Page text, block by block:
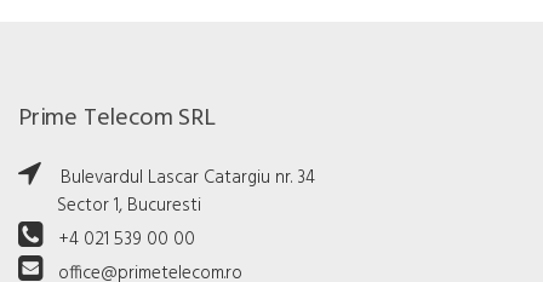
Prime Telecom SRL
Bulevardul Lascar Catargiu nr. 34
Sector 1, Bucuresti
+4 021 539 00 00
office@primetelecom.ro